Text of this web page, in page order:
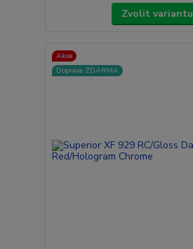
Zvolit variantu
Akce
Doprava ZDARMA